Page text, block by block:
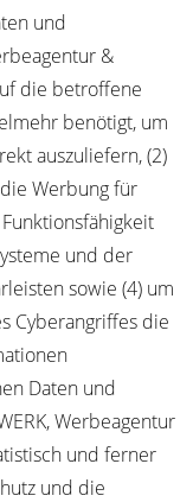
und
&
die betroffene
benötigt, um
auszuliefern, (2)
Werbung für
und der
sowie (4) um
Cyberangriffes die
Daten und
Werbeagentur
und ferner
und die